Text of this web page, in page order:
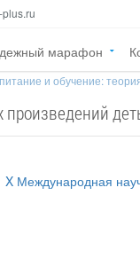
марафон
и обучение:
X Международная